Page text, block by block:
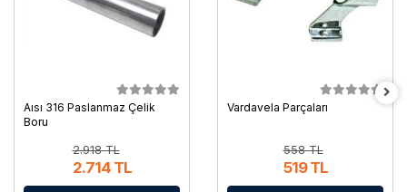
Aısı 316 Paslanmaz Çelik
Boru
2.918 TL
2.714 TL
Vardavela Parçaları
558 TL
519 TL